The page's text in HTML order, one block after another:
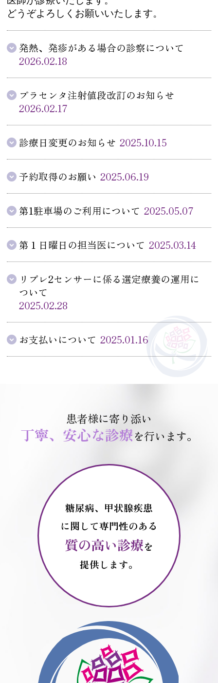
どうぞよろしくお願いいたします。
発熱、発疹がある場合の診察について
2026.02.18
プラセンタ注射値段改訂のお知らせ
2026.02.17
診療日変更のお知らせ 2025.10.15
予約取得のお願い 2025.06.19
第1駐車場のご利用について 2025.05.07
第１日曜日の担当医について 2025.03.14
リブレ2センサーに係る選定療養の運用に
ついて
2025.02.28
お支払いについて 2025.01.16
患者様に寄り添い
丁寧、安心な診療を行います。
糖尿病、甲状腺疾患
に関して専門性のある
質の高い診療を
提供します。